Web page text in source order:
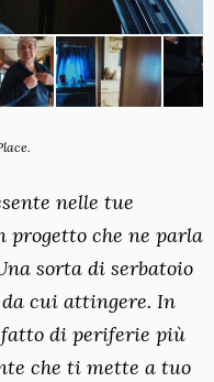
nelle tue
che ne parla
sorta di serbatoio
cui attingere. In
di periferie più
che ti mette a tuo